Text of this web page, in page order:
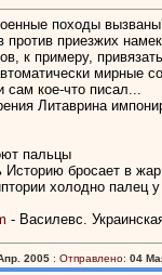
походы
против приезжих
к примеру,
мирные
сам кое-что писал...
Литаврина
пальцы
Историю бросает в
холодно палец
- Василевс.
2005: Отправлено: 04